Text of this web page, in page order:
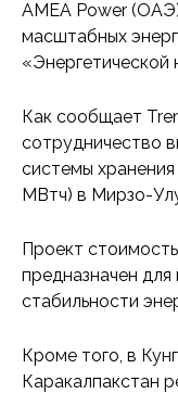
AMEA Power
масштабных
«Энергетической
Как сообщает
сотрудничество
системы
МВтч) в Мирзо-
Проект
предназначен
стабильности
Кроме того, в
Каракалпакстан